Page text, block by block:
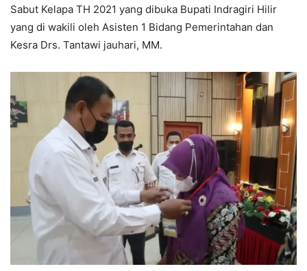
Sabut Kelapa TH 2021 yang dibuka Bupati Indragiri Hilir
yang di wakili oleh Asisten 1 Bidang Pemerintahan dan
Kesra Drs. Tantawi jauhari, MM.